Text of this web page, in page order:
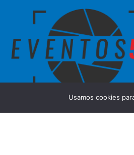
Usamos cookies